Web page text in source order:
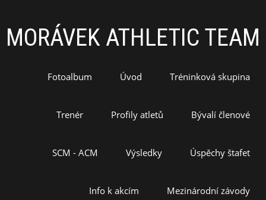
MORÁVEK ATHLETIC TEAM
Fotoalbum Úvod Tréninková skupina
Trenér Profily atletů Bývalí členové
SCM - ACM Výsledky Úspěchy štafet
Info k akcím Mezinárodní závody